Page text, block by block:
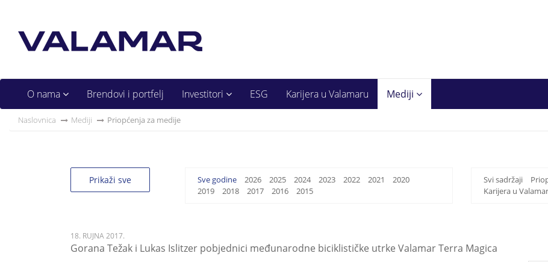
O nama Brendovi i portfelj Investitori ESG Karijera u Valamaru Mediji
Naslovnica Mediji Priopćenja za medije
Prikaži sve Sve godine 2026 2025 2024 2023 2022 2021
2020
2019
2018 2017 2016 2015
Svi sadržaji
Karijera u
18. RUJNA 2017.
Gorana Težak i Lukas Islitzer pobjednici međunarodne biciklističke utrke Valamar Terra Magica